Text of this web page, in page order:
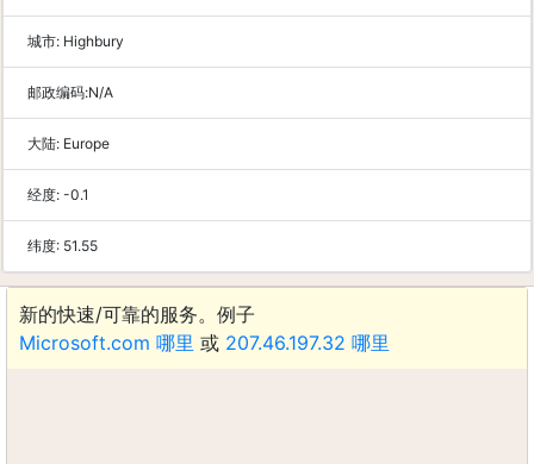
城市: Highbury
邮政编码:N/A
大陆: Europe
经度: -0.1
纬度: 51.55
新的快速/可靠的服务。例子
Microsoft.com 哪里 或 207.46.197.32 哪里